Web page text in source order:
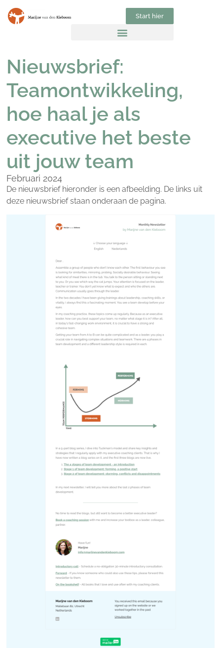
Start hier
Nieuwsbrief:
Teamontwikkeling,
hoe haal je als
executive het beste
uit jouw team
Februari 2024
De nieuwsbrief hieronder is een afbeelding. De links uit
deze nieuwsbrief staan onderaan de pagina.